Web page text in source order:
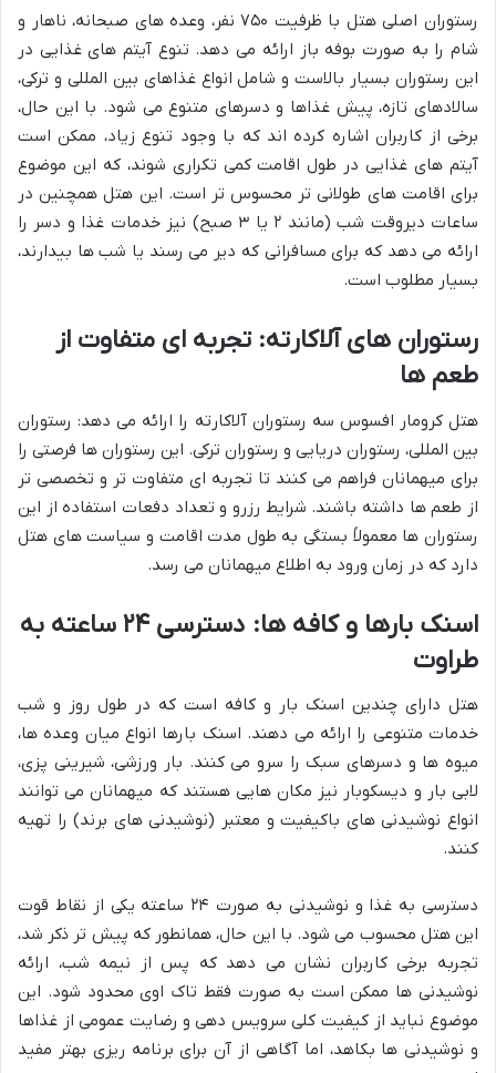
رستوران اصلی هتل با ظرفیت ۷۵۰ نفر، وعده های صبحانه، ناهار و
شام را به صورت بوفه باز ارائه می دهد. تنوع آیتم های غذایی در
این رستوران بسیار بالاست و شامل انواع غذاهای بین المللی و ترکی،
سالادهای تازه، پیش غذاها و دسرهای متنوع می شود. با این حال،
برخی از کاربران اشاره کرده اند که با وجود تنوع زیاد، ممکن است
آیتم های غذایی در طول اقامت کمی تکراری شوند، که این موضوع
برای اقامت های طولانی تر محسوس تر است. این هتل همچنین در
ساعات دیروقت شب (مانند ۲ یا ۳ صبح) نیز خدمات غذا و دسر را
ارائه می دهد که برای مسافرانی که دیر می رسند یا شب ها بیدارند،
بسیار مطلوب است.
رستوران های آلاکارته: تجربه ای متفاوت از
طعم ها
هتل کرومار افسوس سه رستوران آلاکارته را ارائه می دهد: رستوران
بین المللی، رستوران دریایی و رستوران ترکی. این رستوران ها فرصتی را
برای میهمانان فراهم می کنند تا تجربه ای متفاوت تر و تخصصی تر
از طعم ها داشته باشند. شرایط رزرو و تعداد دفعات استفاده از این
رستوران ها معمولاً بستگی به طول مدت اقامت و سیاست های هتل
دارد که در زمان ورود به اطلاع میهمانان می رسد.
اسنک بارها و کافه ها: دسترسی ۲۴ ساعته به
طراوت
هتل دارای چندین اسنک بار و کافه است که در طول روز و شب
خدمات متنوعی را ارائه می دهند. اسنک بارها انواع میان وعده ها،
میوه ها و دسرهای سبک را سرو می کنند. بار ورزشی، شیرینی پزی،
لابی بار و دیسکوبار نیز مکان هایی هستند که میهمانان می توانند
انواع نوشیدنی های باکیفیت و معتبر (نوشیدنی های برند) را تهیه
کنند.
دسترسی به غذا و نوشیدنی به صورت ۲۴ ساعته یکی از نقاط قوت
این هتل محسوب می شود. با این حال، همانطور که پیش تر ذکر شد،
تجربه برخی کاربران نشان می دهد که پس از نیمه شب، ارائه
نوشیدنی ها ممکن است به صورت فقط تاک اوی محدود شود. این
موضوع نباید از کیفیت کلی سرویس دهی و رضایت عمومی از غذاها
و نوشیدنی ها بکاهد، اما آگاهی از آن برای برنامه ریزی بهتر مفید